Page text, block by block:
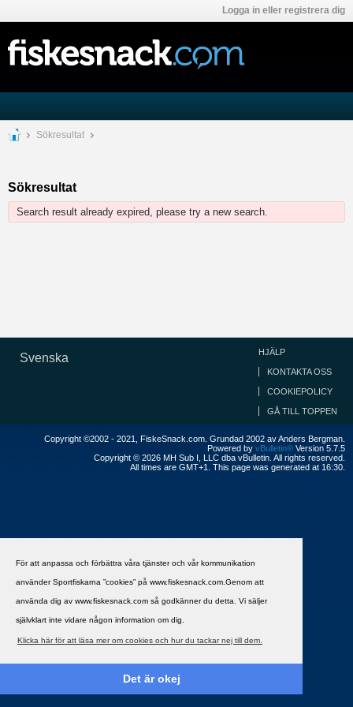
För att anpassa och förbättra våra tjänster och vår kommunikation
använder Sportfiskarna ”cookies” på www.fiskesnack.com.Genom att
använda dig av www.fiskesnack.com så godkänner du detta. Vi säljer
självklart inte vidare någon information om dig.
Klicka här för att läsa mer om cookies och hur du tackar nej till dem.
Det är okej
Logga in eller registrera dig
Sökresultat
Sökresultat
Search result already expired, please try a new search.
Svenska HJÄLP
KONTAKTA OSS
COOKIEPOLICY
GÅ TILL TOPPEN
Copyright ©2002 - 2021, FiskeSnack.com. Grundad 2002 av Anders Bergman.
Powered by vBulletin® Version 5.7.5
Copyright © 2026 MH Sub I, LLC dba vBulletin. All rights reserved.
All times are GMT+1. This page was generated at 16:30.